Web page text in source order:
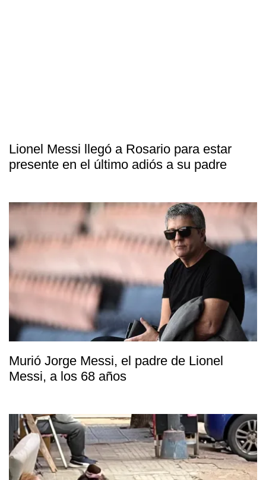
Lionel Messi llegó a Rosario para estar
presente en el último adiós a su padre
Murió Jorge Messi, el padre de Lionel
Messi, a los 68 años